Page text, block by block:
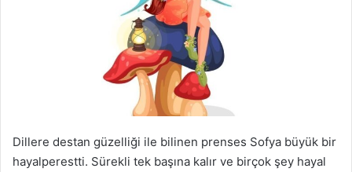
Dillere destan güzelliği ile bilinen prenses Sofya büyük bir
hayalperestti. Sürekli tek başına kalır ve birçok şey hayal